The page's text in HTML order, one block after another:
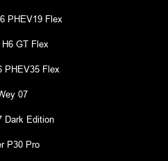
PHEV19 Flex
H6 GT Flex
PHEV35 Flex
07
Dark Edition
P30 Pro